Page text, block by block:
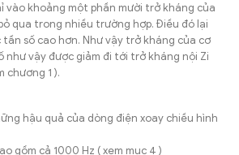
vào khoảng một phần mười trở kháng của
qua trong nhiều trường hợp. Điều đó lại
số cao hơn. Như vậy trở kháng của cơ
như vậy được giảm đi tới trở kháng nội Zi
chương 1 ).
hậu quả của dòng điện xoay chiều hình
gồm cả 1000 Hz ( xem mục 4 )